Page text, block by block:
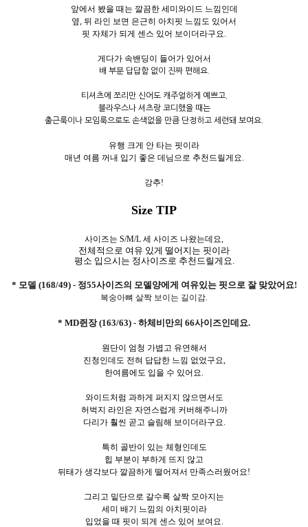
앞에서 봤을 때는 깔끔한 세미와이드 느낌인데
옆, 뒤 라인 보면 은근히 아치핏 느낌도 있어서
핏 자체가 되게 센스 있어 보이더라구요.
게다가 속밴딩이 들어가 있어서
배 부분 답답함 없이 진짜 편해요.
티셔츠에 쪼리만 신어도 캐주얼하게 예쁘고,
블라우스나 셔츠랑 코디했을 때는
출근룩이나 모임룩으로도 손색없을 만큼 단정하고 세련돼 보여요.
유행 크게 안 타는 핏이라
매년 여름 꺼내 입기 좋은 데님으로 추천드릴게요.
강추!
Size TIP
사이즈는 S/M/L 세 사이즈 나왔는데요,
전체적으로 여유 있게 떨어지는 핏이라
평소 입으시는 정사이즈로 추천드릴게요.
* 모델 (168/49) - 정55사이즈의 모델양에게 여유있는 핏으로 잘 맞았어요!
복숭아뼈 살짝 보이는 길이감.
* MD쥔장 (163/63) - 하체비만의 66사이즈인데요.
원단이 엄청 가볍고 유연해서
진청인데도 전혀 답답한 느낌 없었구요,
한여름에도 입을 수 있어요.
와이드처럼 과하게 퍼지지 않으면서도
허벅지 라인은 자연스럽게 커버해주니까
다리가 훨씬 곧고 슬림해 보이더라구요.
특히 골반이 있는 체형인데도
힙 부분이 부하게 뜨지 않고
뒤태가 생각보다 깔끔하게 떨어져서 만족스러웠어요!
그리고 밑단으로 갈수록 살짝 모아지는
세미 배기 느낌의 아치핏이라
입었을 때 핏이 되게 센스 있어 보여요.